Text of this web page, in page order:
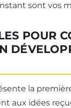
sont vos
POUR
la
aux idées